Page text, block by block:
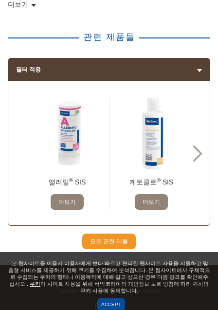
더보기
관련 제품들
필터 적용
앨러밀®SIS
더보기
케토클로®SIS
더보기
모든 관련 제품
Legal notice Contact update my cookie preferencies
Copyright © 1999, 2026Virbac. All rights reserved
본 웹사이트를 이용시 이용자에게 보다 빠르고 편리한 웹사이트 사용을 지원하고 맞
춤형 서비스를 제공하기 위해 쿠키를 수집하여 분석합니다. 본 웹사이트에서 구체적으
로 수집되는 쿠키의 형태나 이용목적에 대해 알고 싶으신 경우 다음 링크를 확인해주
십시오 : 쿠키이 사이트 사용을 위해 버박코리아의 개인정보 보호 방침에 따라 귀하의
쿠키 사용에 동의합니다.
ACCEPT